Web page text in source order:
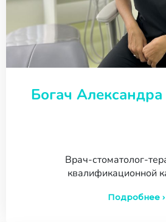
Богач
Врач-стоматолог-
квалификационной
Подробнее ›